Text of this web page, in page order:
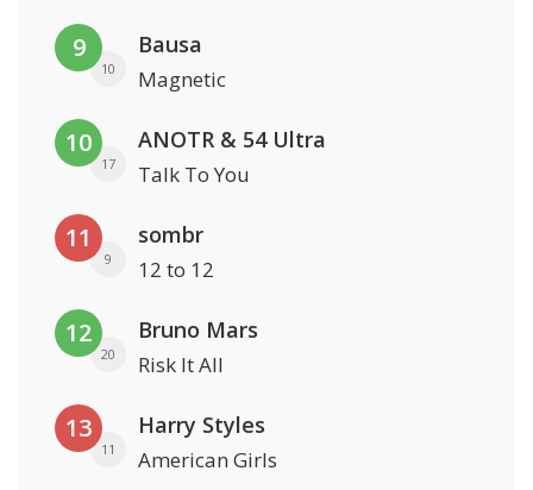
9
10
Bausa
Magnetic
10
17
ANOTR & 54 Ultra
Talk To You
11
9
sombr
12 to 12
12
20
Bruno Mars
Risk It All
13
11
Harry Styles
American Girls